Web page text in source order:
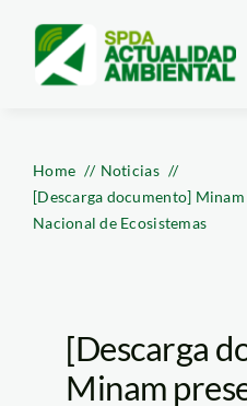
content
Home
Noticias
[Descarga documento]
Nacional de Ecosistemas
[Descarga
Minam